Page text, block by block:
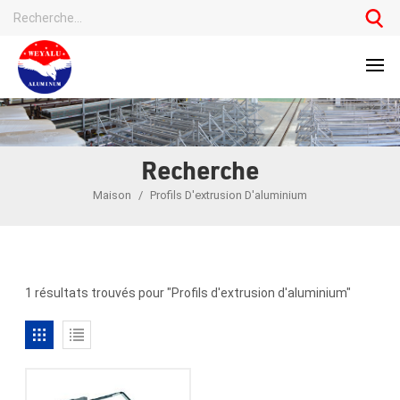
Recherche
Maison / Profils D'extrusion D'aluminium
1 résultats trouvés pour "Profils d'extrusion d'aluminium"